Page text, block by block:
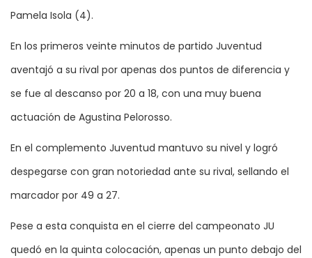
Pamela Isola (4).
En los primeros veinte minutos de partido Juventud
aventajó a su rival por apenas dos puntos de diferencia y
se fue al descanso por 20 a 18, con una muy buena
actuación de Agustina Pelorosso.
En el complemento Juventud mantuvo su nivel y logró
despegarse con gran notoriedad ante su rival, sellando el
marcador por 49 a 27.
Pese a esta conquista en el cierre del campeonato JU
quedó en la quinta colocación, apenas un punto debajo del